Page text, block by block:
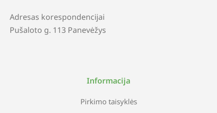
Adresas korespondencijai
Pušaloto g. 113 Panevėžys
Informacija
Pirkimo taisyklės